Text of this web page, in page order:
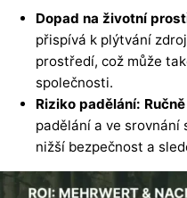
Dopad na životní
přispívá k plýtvání
prostředí, což může
společnosti.
Riziko padělání:
padělání a ve
nižší bezpečnost a